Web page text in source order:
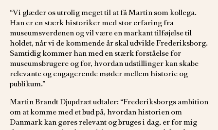
“Vi glæder os utrolig meget til at få Martin som kollega.
Han er en stærk historiker med stor erfaring fra
museumsverdenen og vil være en markant tilføjelse til
holdet, når vi de kommende år skal udvikle Frederiksborg.
Samtidig kommer han med en stærk forståelse for
museumsbrugere og for, hvordan udstillinger kan skabe
relevante og engagerende møder mellem historie og
publikum.”
Martin Brandt Djupdræt udtaler: “Frederiksborgs ambition
om at komme med et bud på, hvordan historien om
Danmark kan gøres relevant og bruges i dag, er for mig